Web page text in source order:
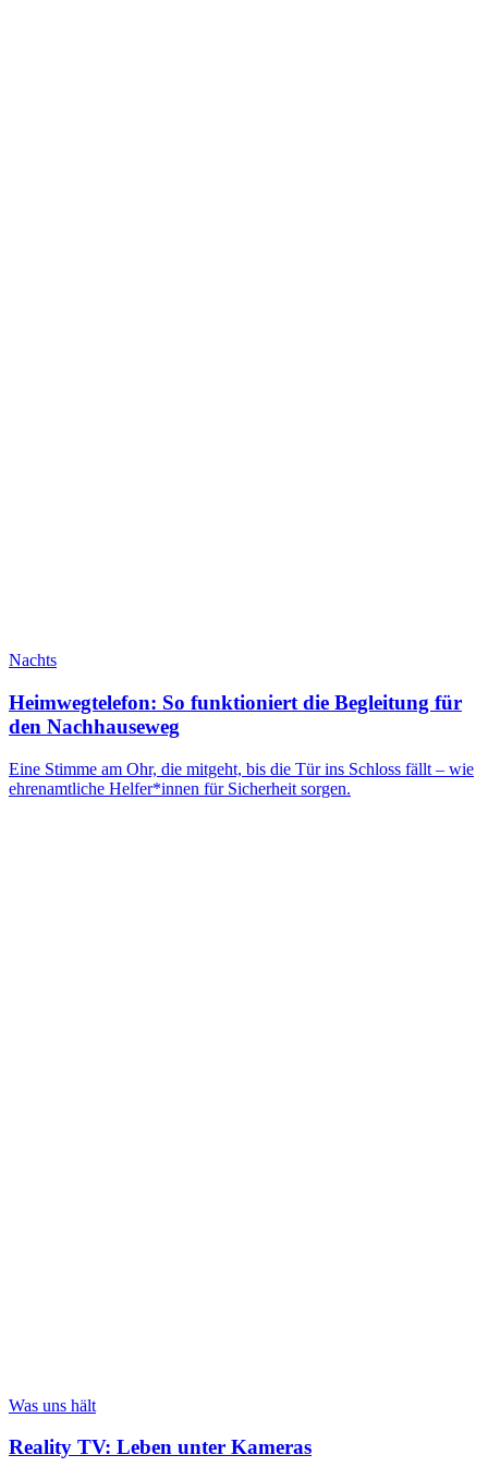
Nachts
Heimwegtelefon: So funktioniert die Begleitung für
den Nachhauseweg
Eine Stimme am Ohr, die mitgeht, bis die Tür ins Schloss fällt – wie
ehrenamtliche Helfer*innen für Sicherheit sorgen.
Was uns hält
Reality TV: Leben unter Kameras